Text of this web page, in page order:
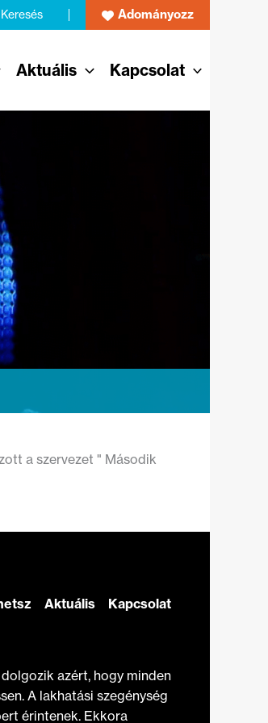
Keresés Adományozz
Aktuális Kapcsolat
a szervezet " Második
Aktuális Kapcsolat
azért, hogy minden
A lakhatási szegénység
érintenek. Ekkora